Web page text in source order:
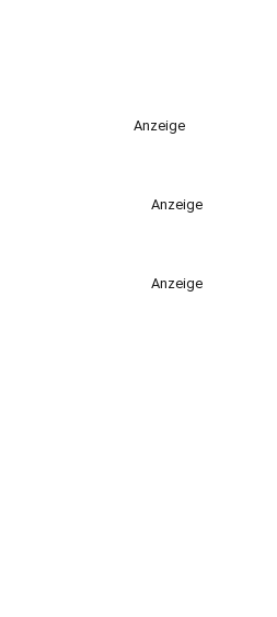
Anzeige
Anzeige
Anzeige